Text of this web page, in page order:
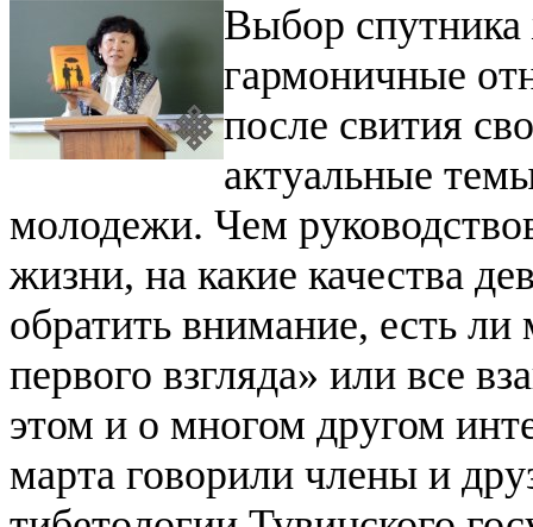
Выбор спутника
гармоничные
после свития
актуальные
молодежи. Чем
жизни, на какие качества
обратить внимание, есть
первого взгляда» или все
этом и о многом другом
марта говорили члены и